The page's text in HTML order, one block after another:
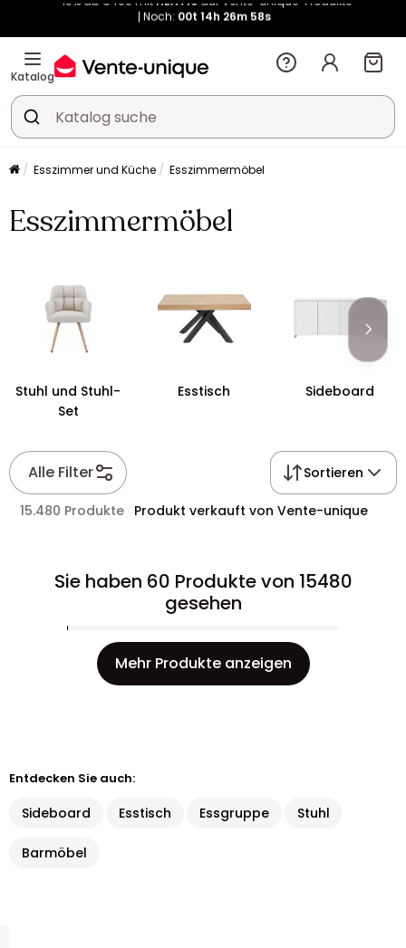
Kauf-unique wird zu Vente-unique - Gleicher Shop, neuer Name!
-10% ab €400 mitHEAT10auf Vente-unique-Produkte
Noch:
Katalog
Esszimmer und Küche Esszimmermöbel
Esszimmermöbel
Stuhl und Stuhl-
Set
Esstisch Sideboard
Alle Filter Sortieren
15.480 Produkte Produkt verkauft von Vente-unique
Sie haben 60 Produkte von 15480
gesehen
Mehr Produkte anzeigen
Entdecken Sie auch:
Sideboard Esstisch Essgruppe Stuhl
Barmöbel